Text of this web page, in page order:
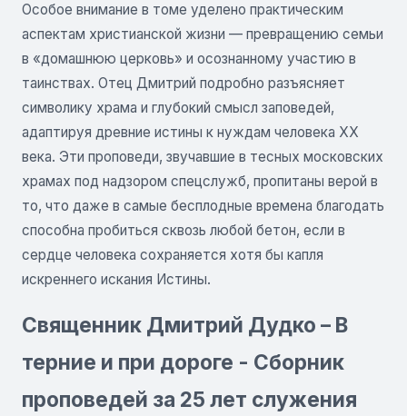
Особое внимание в томе уделено практическим
аспектам христианской жизни — превращению семьи
в «домашнюю церковь» и осознанному участию в
таинствах. Отец Дмитрий подробно разъясняет
символику храма и глубокий смысл заповедей,
адаптируя древние истины к нуждам человека XX
века. Эти проповеди, звучавшие в тесных московских
храмах под надзором спецслужб, пропитаны верой в
то, что даже в самые бесплодные времена благодать
способна пробиться сквозь любой бетон, если в
сердце человека сохраняется хотя бы капля
искреннего искания Истины.
Священник Дмитрий Дудко – В
терние и при дороге - Сборник
проповедей за 25 лет служения